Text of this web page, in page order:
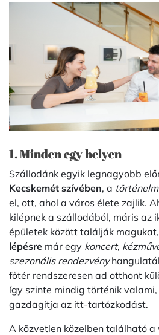
1. Minden egy helyen
Szállodánk egyik legnagyobb
Kecskemét szívében, a
el, ott, ahol a város élete zajlik.
kilépnek a szállodából, máris az
épületek között találják
lépésre már egy koncert,
szezonális rendezvény
főtér rendszeresen ad otthont
így szinte mindig történik valami,
gazdagítja az itt-tartózkodást.
A közvetlen közelben található a